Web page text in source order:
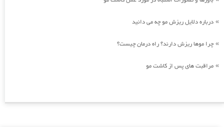
» درباره دلایل ریزش مو چه می دانید
» چرا موها ریزش دارند؟ راه درمان چیست؟
» مراقبت های پس از کاشت مو